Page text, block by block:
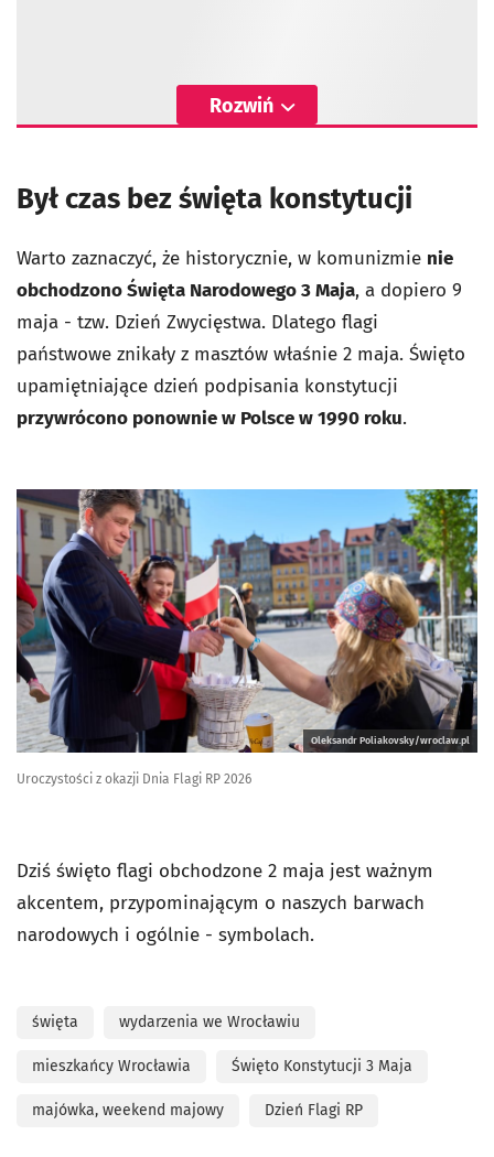
Rozwiń
Był czas bez święta konstytucji
Warto zaznaczyć, że historycznie, w komunizmie nie
obchodzono Święta Narodowego 3 Maja, a dopiero 9
maja - tzw. Dzień Zwycięstwa. Dlatego flagi
państwowe znikały z masztów właśnie 2 maja. Święto
upamiętniające dzień podpisania konstytucji
przywrócono ponownie w Polsce w 1990 roku.
Oleksandr Poliakovsky/wroclaw.pl
Uroczystości z okazji Dnia Flagi RP 2026
Dziś święto flagi obchodzone 2 maja jest ważnym
akcentem, przypominającym o naszych barwach
narodowych i ogólnie - symbolach.
święta wydarzenia we Wrocławiu
mieszkańcy Wrocławia Święto Konstytucji 3 Maja
majówka, weekend majowy Dzień Flagi RP